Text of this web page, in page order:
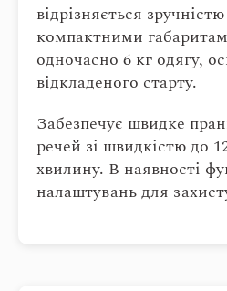
відрізняється
компактними
одночасно 6 кг одягу,
відкладеного старту.
Забезпечує швидке
речей зі швидкістю до
хвилину. В наявності
налаштувань для